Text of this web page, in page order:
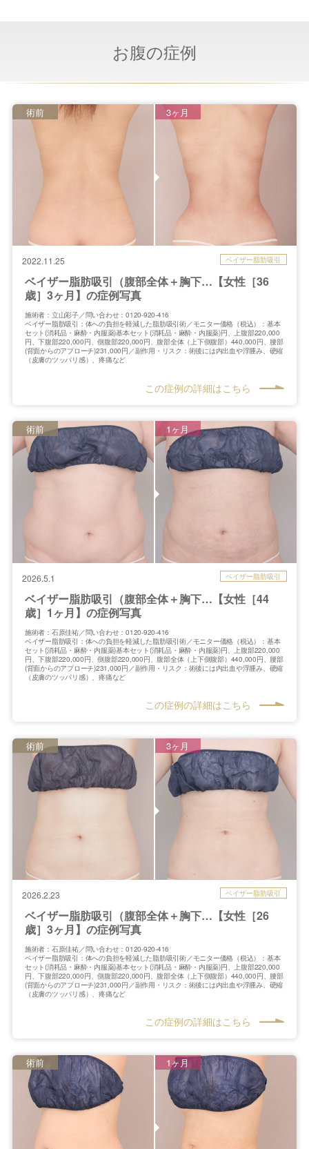
お腹の症例
2022.11.25 ベイザー脂肪吸引
ベイザー脂肪吸引（腹部全体＋胸下…【女性［36
歳］3ヶ月】の症例写真
術前 3ヶ月
施術者：立山彩子／問い合わせ：0120-920-416
ベイザー脂肪吸引：体への負担を軽減した脂肪吸引術／モニター価格（税込）：基本
セット(消耗品・麻酔・内服薬)基本セット(消耗品・麻酔・内服薬)円、上腹部220,000
円、下腹部220,000円、側腹部220,000円、腹部全体（上下側腹部）440,000円、腰部
(背面からのアプローチ)231,000円／副作用・リスク：術後には内出血や浮腫み、硬縮
（皮膚のツッパリ感）、疼痛など
この症例の詳細はこちら
2026.5.1 ベイザー脂肪吸引
ベイザー脂肪吸引（腹部全体＋胸下…【女性［44
歳］1ヶ月】の症例写真
術前 1ヶ月
施術者：石原佳祐／問い合わせ：0120-920-416
ベイザー脂肪吸引：体への負担を軽減した脂肪吸引術／モニター価格（税込）：基本
セット(消耗品・麻酔・内服薬)基本セット(消耗品・麻酔・内服薬)円、上腹部220,000
円、下腹部220,000円、側腹部220,000円、腹部全体（上下側腹部）440,000円、腰部
(背面からのアプローチ)231,000円／副作用・リスク：術後には内出血や浮腫み、硬縮
（皮膚のツッパリ感）、疼痛など
この症例の詳細はこちら
2026.2.23 ベイザー脂肪吸引
ベイザー脂肪吸引（腹部全体＋胸下…【女性［26
歳］3ヶ月】の症例写真
術前 3ヶ月
施術者：石原佳祐／問い合わせ：0120-920-416
ベイザー脂肪吸引：体への負担を軽減した脂肪吸引術／モニター価格（税込）：基本
セット(消耗品・麻酔・内服薬)基本セット(消耗品・麻酔・内服薬)円、上腹部220,000
円、下腹部220,000円、側腹部220,000円、腹部全体（上下側腹部）440,000円、腰部
(背面からのアプローチ)231,000円／副作用・リスク：術後には内出血や浮腫み、硬縮
（皮膚のツッパリ感）、疼痛など
この症例の詳細はこちら
術前 1ヶ月